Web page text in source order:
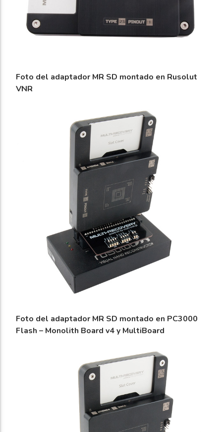
Foto del adaptador MR SD montado en Rusolut
VNR
Foto del adaptador MR SD montado en PC3000
Flash – Monolith Board v4 y MultiBoard